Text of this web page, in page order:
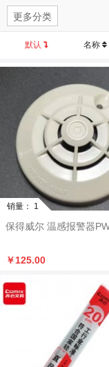
更多分类
默认 名称
销量： 1
保得威尔 温感报警器
￥125.00